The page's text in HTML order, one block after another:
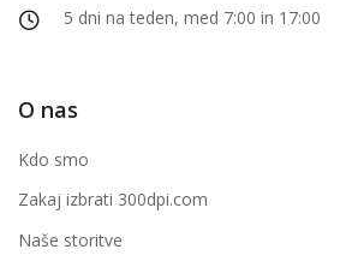
5 dni na teden, med 7:00 in 17:00
O nas
Kdo smo
Zakaj izbrati 300dpi.com
Naše storitve